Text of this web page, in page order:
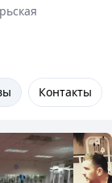
Контакты